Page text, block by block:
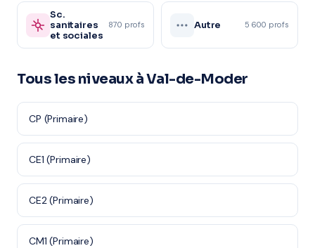
Sc.
sanitaires
et sociales
870 profs Autre 5 600 profs
Tous les niveaux à Val-de-Moder
CP (Primaire)
CE1 (Primaire)
CE2 (Primaire)
CM1 (Primaire)